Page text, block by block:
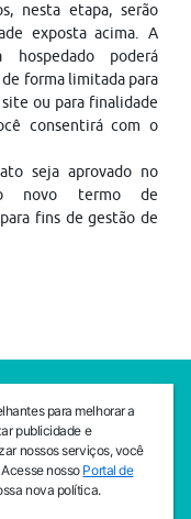
nesta etapa, serão
exposta acima. A
poderá
forma limitada para
ou para finalidade
consentirá com o
seja aprovado no
novo termo de
fins de gestão de
01503-001
01503-001
para melhorar a
publicidade e
nossos serviços, você
nosso Portal de
nova política.